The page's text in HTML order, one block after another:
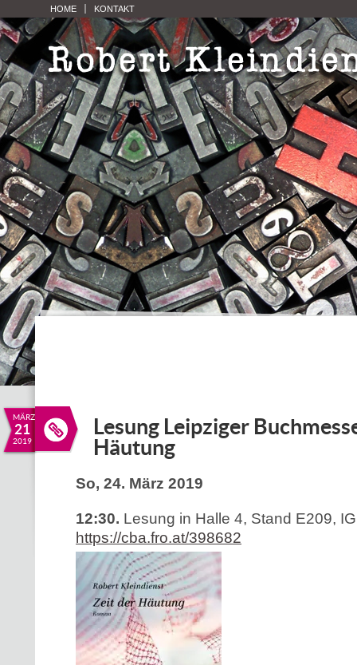
HOME KONTAKT
MÄRZ
21
2019
Lesung Leipziger
Häutung
So, 24. März 2019
12:30. Lesung in Halle 4, Stand E209,
https://cba.fro.at/398682